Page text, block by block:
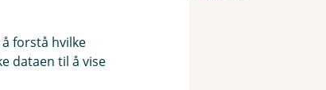
forstå hvilke
dataen til å vise